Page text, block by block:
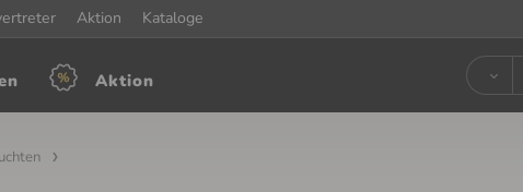
Aktion Kataloge
Mon-Fre: 7:30 - 15:30
Aktion